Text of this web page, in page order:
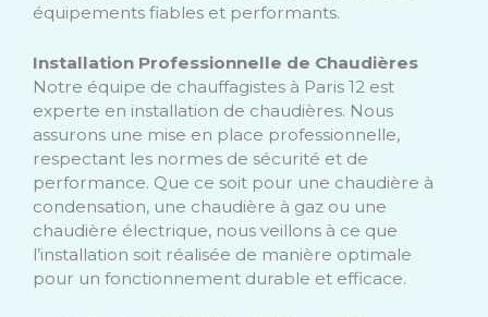
équipements fiables et performants.
Installation Professionnelle de Chaudières
Notre équipe de chauffagistes à Paris 12 est
experte en installation de chaudières. Nous
assurons une mise en place professionnelle,
respectant les normes de sécurité et de
performance. Que ce soit pour une chaudière à
condensation, une chaudière à gaz ou une
chaudière électrique, nous veillons à ce que
l’installation soit réalisée de manière optimale
pour un fonctionnement durable et efficace.